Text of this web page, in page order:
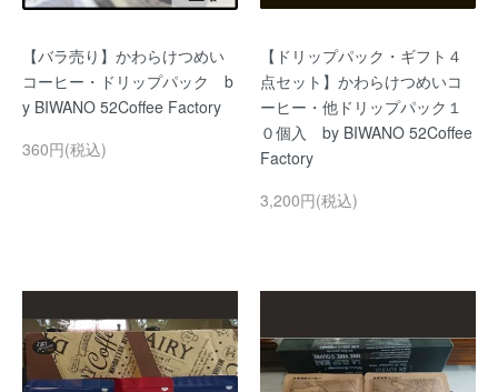
【バラ売り】かわらけつめい
コーヒー・ドリップパック b
y BIWANO 52Coffee Factory
360円(税込)
【ドリップパック・ギフト４
点セット】かわらけつめいコ
ーヒー・他ドリップパック１
０個入 by BIWANO 52Coffee
Factory
3,200円(税込)